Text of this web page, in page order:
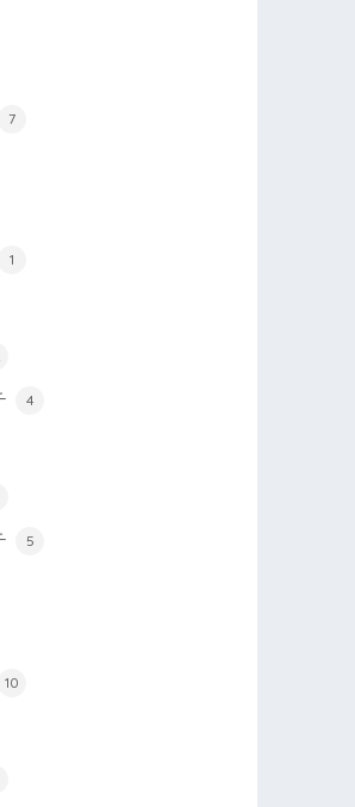
7
1
4
5
10